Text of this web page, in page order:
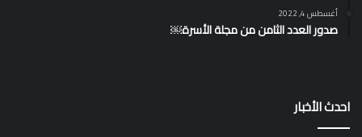
أغسطس 4, 2022
صدور العدد الثامن من مجلة الأسرة￼
احدث الأخبار